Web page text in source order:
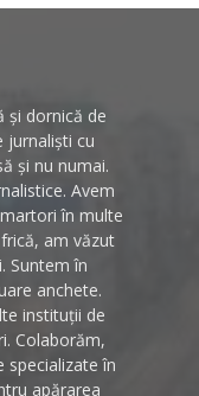
și dornică de
jurnaliști cu
și nu numai.
Avem
în multe
am văzut
Suntem în
anchete.
instituții de
Colaborăm,
specializate în
apărarea